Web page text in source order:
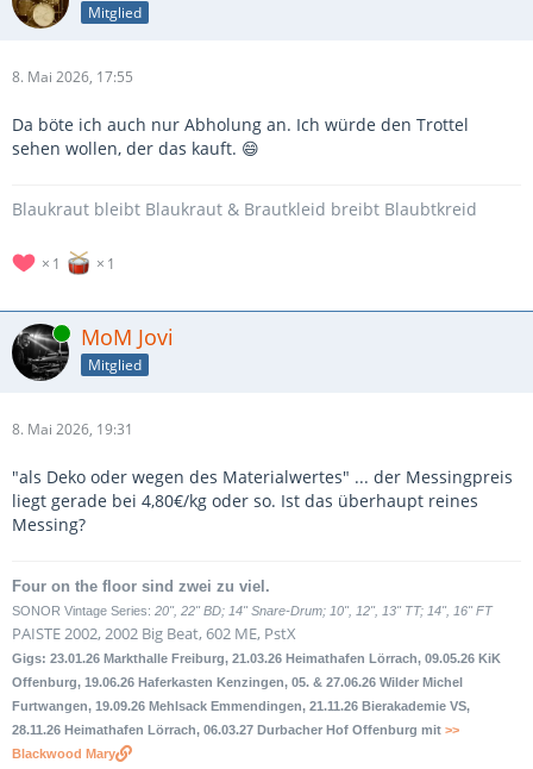
Mitglied
8. Mai 2026, 17:55
Da böte ich auch nur Abholung an. Ich würde den Trottel
sehen wollen, der das kauft. 😄
Blaukraut bleibt Blaukraut & Brautkleid breibt Blaubtkreid
1 1
Online MoM Jovi
Mitglied
8. Mai 2026, 19:31
"als Deko oder wegen des Materialwertes" ... der Messingpreis
liegt gerade bei 4,80€/kg oder so. Ist das überhaupt reines
Messing?
Four on the floor sind zwei zu viel.
SONOR Vintage Series: 20", 22" BD; 14" Snare-Drum; 10", 12", 13" TT; 14", 16" FT
PAISTE 2002, 2002 Big Beat, 602 ME, PstX
Gigs: 23.01.26 Markthalle Freiburg, 21.03.26 Heimathafen Lörrach, 09.05.26 KiK
Offenburg, 19.06.26 Haferkasten Kenzingen, 05. & 27.06.26 Wilder Michel
Furtwangen, 19.09.26 Mehlsack Emmendingen, 21.11.26 Bierakademie VS,
28.11.26 Heimathafen Lörrach, 06.03.27 Durbacher Hof Offenburg mit >>
Blackwood Mary